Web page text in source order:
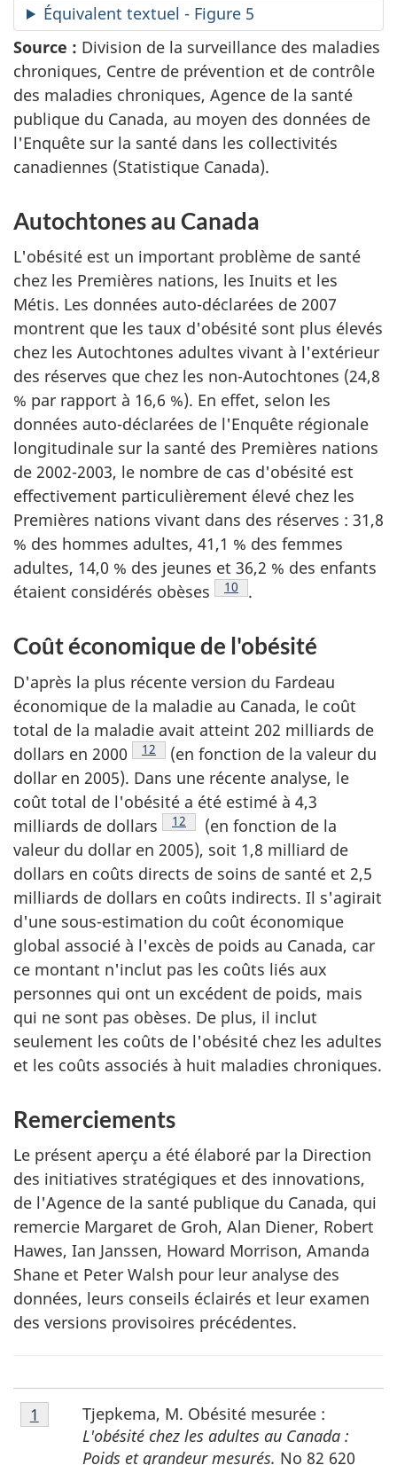
Équivalent textuel - Figure 5
Source : Division de la surveillance des maladies
chroniques, Centre de prévention et de contrôle
des maladies chroniques, Agence de la santé
publique du Canada, au moyen des données de
l'Enquête sur la santé dans les collectivités
canadiennes (Statistique Canada).
Autochtones au Canada
L'obésité est un important problème de santé
chez les Premières nations, les Inuits et les
Métis. Les données auto-déclarées de 2007
montrent que les taux d'obésité sont plus élevés
chez les Autochtones adultes vivant à l'extérieur
des réserves que chez les non-Autochtones (24,8
% par rapport à 16,6 %). En effet, selon les
données auto-déclarées de l'Enquête régionale
longitudinale sur la santé des Premières nations
de 2002-2003, le nombre de cas d'obésité est
effectivement particulièrement élevé chez les
Premières nations vivant dans des réserves : 31,8
% des hommes adultes, 41,1 % des femmes
adultes, 14,0 % des jeunes et 36,2 % des enfants
étaient considérés obèses
Note de bas de page
10 .
Coût économique de l'obésité
D'après la plus récente version du Fardeau
économique de la maladie au Canada, le coût
total de la maladie avait atteint 202 milliards de
dollars en 2000
Note de bas de page
12
(en fonction de la valeur du
dollar en 2005). Dans une récente analyse, le
coût total de l'obésité a été estimé à 4,3
milliards de dollars
Note de bas de page
12
(en fonction de la
valeur du dollar en 2005), soit 1,8 milliard de
dollars en coûts directs de soins de santé et 2,5
milliards de dollars en coûts indirects. Il s'agirait
d'une sous-estimation du coût économique
global associé à l'excès de poids au Canada, car
ce montant n'inclut pas les coûts liés aux
personnes qui ont un excédent de poids, mais
qui ne sont pas obèses. De plus, il inclut
seulement les coûts de l'obésité chez les adultes
et les coûts associés à huit maladies chroniques.
Remerciements
Le présent aperçu a été élaboré par la Direction
des initiatives stratégiques et des innovations,
de l'Agence de la santé publique du Canada, qui
remercie Margaret de Groh, Alan Diener, Robert
Hawes, Ian Janssen, Howard Morrison, Amanda
Shane et Peter Walsh pour leur analyse des
données, leurs conseils éclairés et leur examen
des versions provisoires précédentes.
Notes
de
Tjepkema, M. Obésité mesurée :
L'obésité chez les adultes au Canada :
Poids et grandeur mesurés. No 82 620
Retour à la référence de la note de bas de page
1